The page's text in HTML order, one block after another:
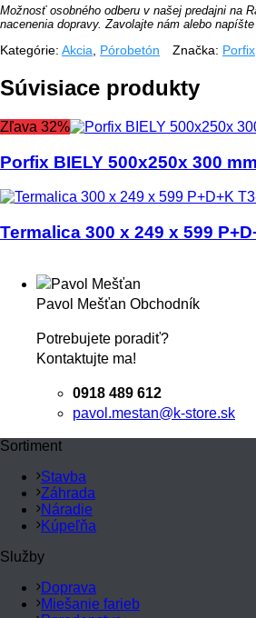
250
MM
440
Možnosť osobného odberu v našej predajni na
nacenenia dopravy. Zavolajte nám alebo napíšte
Kategórie: Akcia Pórobetón Značka: Porfix
Súvisiace produkty
Zľava 32%
Porfix BIELY 500x250x 300
Termalica 300 x 249 x 599
Pavol Mešťan Obchodník
Potrebujete poradiť?
Kontaktujte ma!
0918 489 612
pavol.mestan@k-store.sk
Sortiment
Stavba
Záhrada
Náradie
Kúpeľňa
Služby
Doprava
Miešanie farieb